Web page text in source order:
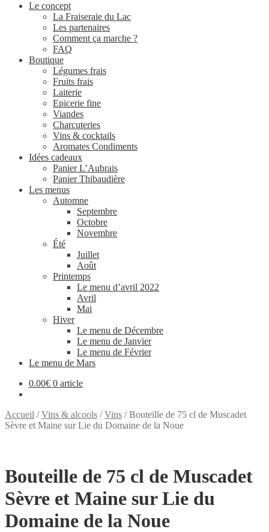
Le concept
La Fraiseraie du Lac
Les partenaires
Comment ça marche ?
FAQ
Boutique
Légumes frais
Fruits frais
Laiterie
Epicerie fine
Viandes
Charcuteries
Vins & cocktails
Aromates Condiments
Idées cadeaux
Panier L’Aubrais
Panier Thibaudière
Les menus
Automne
Septembre
Octobre
Novembre
Été
Juillet
Août
Printemps
Le menu d’avril 2022
Avril
Mai
Hiver
Le menu de Décembre
Le menu de Janvier
Le menu de Février
Le menu de Mars
0.00€ 0 article
Accueil /Vins & alcools /Vins /Bouteille de 75 cl de Muscadet
Sèvre et Maine sur Lie du Domaine de la Noue
Bouteille de 75 cl de Muscadet
Sèvre et Maine sur Lie du
Domaine de la Noue